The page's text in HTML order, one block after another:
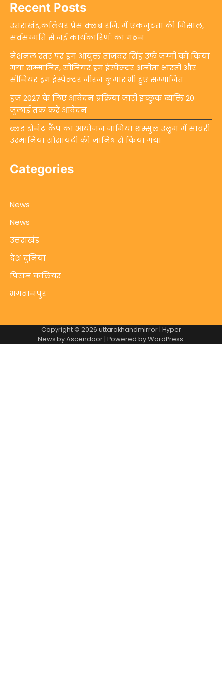
Recent Posts
उत्तराखंड,कलियर प्रेस क्लब रजि. में एकजुटता की मिसाल,
सर्वसम्मति से नई कार्यकारिणी का गठन
नेशनल स्तर पर ड्रग आयुक्त ताजवर सिंह उर्फ जग्गी को किया
गया सम्मानित, सीनियर ड्रग इंस्पेक्टर अनीता भारती और
सीनियर ड्रग इंस्पेक्टर नीरज कुमार भी हुए सम्मानित
हज 2027 के लिए आवेदन प्रक्रिया जारी इच्छुक व्यक्ति 20
जुलाई तक करें आवेदन
ब्लड डोनेट कैंप का आयोजन जामिया शम्सुल उलूम में साबरी
उस्मानिया सोसायटी की जानिब से किया गया
Categories
News
News
उत्तराखंड
देश दुनिया
पिरान कलियर
भगवानपुर
Copyright © 2026 uttarakhandmirror| Hyper
News byAscendoor| Powered byWordPress.